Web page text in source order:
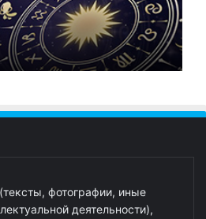
фотографии, иные
деятельности),